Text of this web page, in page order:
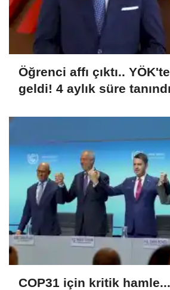
Öğrenci affı çıktı..
geldi! 4 aylık süre tanındı
COP31 için kritik